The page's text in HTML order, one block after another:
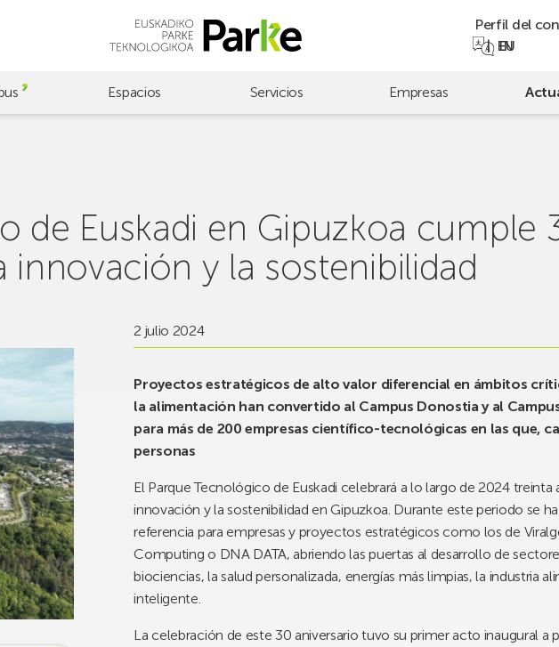
Perfil del
EU
EN
Espacios Servicios Empresas
de Euskadi en Gipuzkoa cumple
innovación y la sostenibilidad
2 julio 2024
Proyectos estratégicos de alto valor diferencial en ámbitos
la alimentación han convertido al Campus Donostia y al
para más de 200 empresas científico-tecnológicas en las que,
personas
El Parque Tecnológico de Euskadi celebrará a lo largo de 2024
innovación y la sostenibilidad en Gipuzkoa. Durante este periodo se
referencia para empresas y proyectos estratégicos como los de
Computing o DNA DATA, abriendo las puertas al desarrollo de
biociencias, la salud personalizada, energías más limpias, la industria
inteligente.
La celebración de este 30 aniversario tuvo su primer acto inaugural a